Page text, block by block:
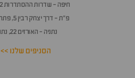
חיפה - שדרות ההסתדרות 52, חיפה
פ״ת - דרך יצחק רבין 5, פתח תקווה
נתניה - האורזים 22, נתניה
הסניפים שלנו >>